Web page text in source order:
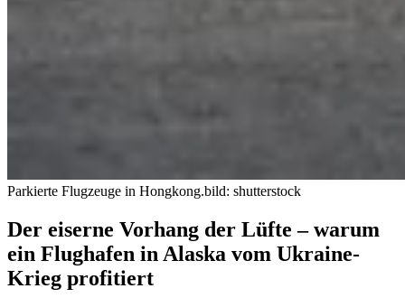
Parkierte Flugzeuge in Hongkong.bild: shutterstock
Der eiserne Vorhang der Lüfte – warum
ein Flughafen in Alaska vom Ukraine-
Krieg profitiert